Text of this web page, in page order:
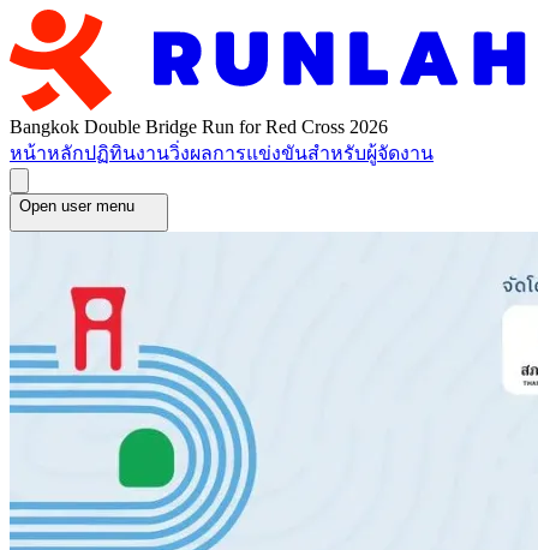
Bangkok Double Bridge Run for Red Cross 2026
หน้าหลักปฏิทินงานวิ่งผลการแข่งขันสำหรับผู้จัดงาน
Open user menu